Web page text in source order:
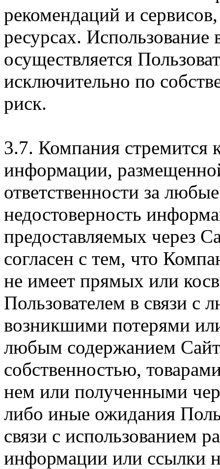
рекомендаций и
ресурсах.
осуществляется
исключительно по
риск.
3.7. Компания стремится
информации,
ответственности за
недостоверность
предоставляемых через
согласен с тем, что
не имеет прямых или
Пользователем в связи
возникшими потерями
любым содержанием
собственностью,
нем или полученными
либо иные ожидания
связи с использованием
информации или ссылки